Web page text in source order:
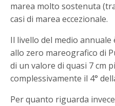
marea molto sostenuta
casi di marea eccezionale.
Il livello del medio
allo zero mareografico di
di un valore di quasi 7 cm
complessivamente il 4°
Per quanto riguarda